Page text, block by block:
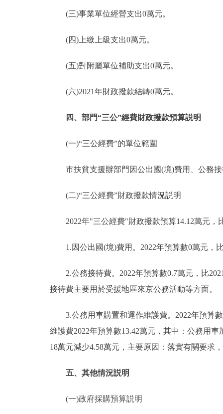
(三)事業單位經營支出0萬元。
(四)上繳上級支出0萬元。
(五)對附屬單位補助支出0萬元。
(六)2021年財政撥款結轉0萬元。
四、部門“三公”經費財政撥款預算説明
(一)“三公經費”的單位範圍
市扶貧支援辦部門因公出國(境)費用、公務接
(二)“三公經費”財政撥款情況説明
2022年"三公經費"財政撥款預算14.12萬元，
1.因公出國(境)費用。2022年預算數0萬元，比
2.公務接待費。2022年預算數0.7萬元，比
接待費主要用於受援地區來京公務活動等方面。
3.公務用車購置和運作維護費。2022年預算數
維護費2022年預算數13.42萬元，其中：公務用
18萬元減少4.58萬元，主要原因：落實有關要求
五、其他情況説明
(一)政府採購預算説明